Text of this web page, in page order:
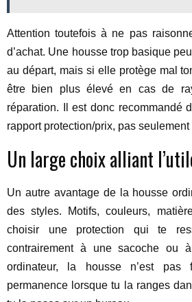
Attention toutefois à ne pas
d’achat. Une housse trop basique
au départ, mais si elle protège mal
être bien plus élevé en cas de
réparation. Il est donc recommandé
rapport protection/prix, pas
Un large choix alliant
Un autre avantage de la housse
des styles. Motifs, couleurs,
choisir une protection qui te
contrairement à une sacoche ou
ordinateur, la housse n’est pas
permanence lorsque tu la ranges